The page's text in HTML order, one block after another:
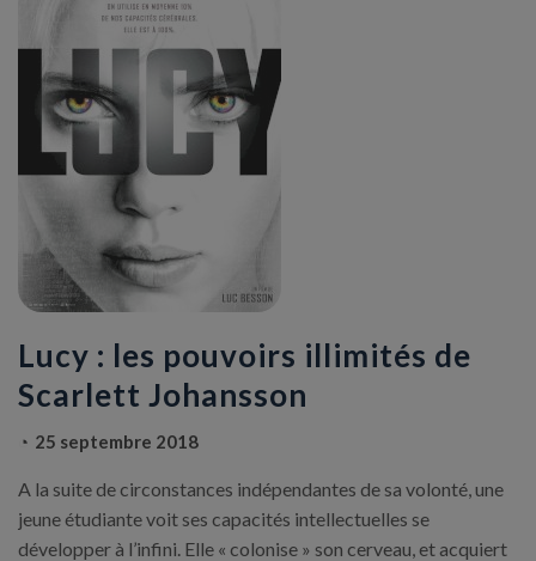
Lucy : les pouvoirs illimités de
Scarlett Johansson
25 septembre 2018
A la suite de circonstances indépendantes de sa volonté, une
jeune étudiante voit ses capacités intellectuelles se
développer à l’infini. Elle « colonise » son cerveau, et acquiert